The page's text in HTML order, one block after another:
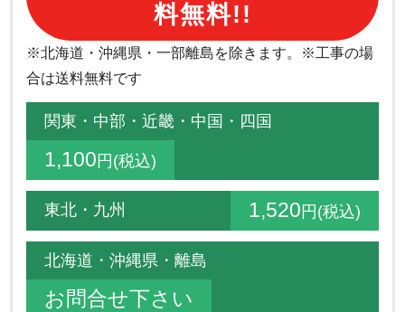
料無料!!
※北海道・沖縄県・一部離島を除きます。※工事の場
合は送料無料です
関東・中部・近畿・中国・四国
1,100 円(税込)
東北・九州 1,520 円(税込)
北海道・沖縄県・離島
お問合せ下さい